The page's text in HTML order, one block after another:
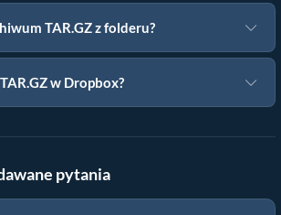
TAR.GZ z folderu?
w Dropbox?
pytania